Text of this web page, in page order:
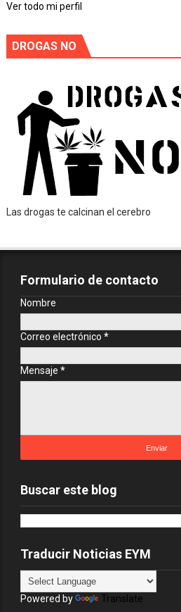
Ver todo mi perfil
DROGAS NO
Las drogas te calcinan el cerebro
Formulario de contacto
Nombre
Correo electrónico *
Mensaje *
Buscar este blog
Traducir Noticias EYM
Powered by Translate